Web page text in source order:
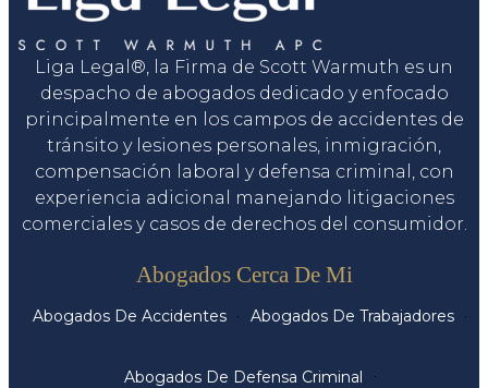
Liga Legal®, la Firma de Scott Warmuth es un
despacho de abogados dedicado y enfocado
principalmente en los campos de accidentes de
tránsito y lesiones personales, inmigración,
compensación laboral y defensa criminal, con
experiencia adicional manejando litigaciones
comerciales y casos de derechos del consumidor.
Abogados Cerca De Mi
Abogados De Accidentes Abogados De Trabajadores
Abogados De Defensa Criminal